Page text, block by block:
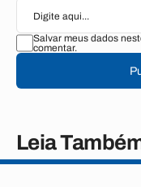
Salvar meus dados
comentar.
Leia